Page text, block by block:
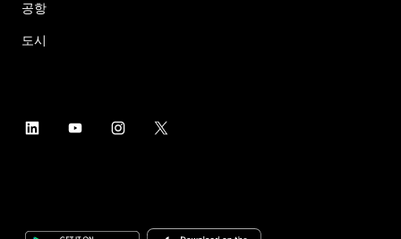
공항
도시